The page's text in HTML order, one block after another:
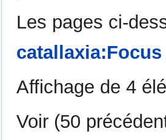
Les pages ci-
catallaxia:Focus
Affichage de 4
Voir (50